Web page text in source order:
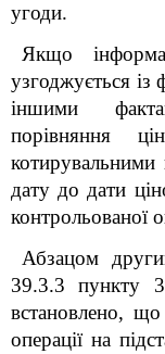
угоди.
Якщо
узгоджується із
іншими
порівняння
дату до дати
контрольованої
Абзацом
39.3.3 пункту
встановлено, що
операції на